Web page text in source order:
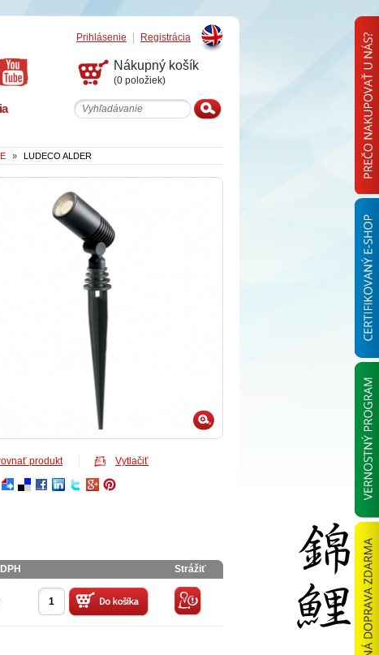
Registrácia
Prihlásenie
Nákupný košík
(0 položiek)
» LUDECO ALDER
produkt Vytlačiť
Strážiť